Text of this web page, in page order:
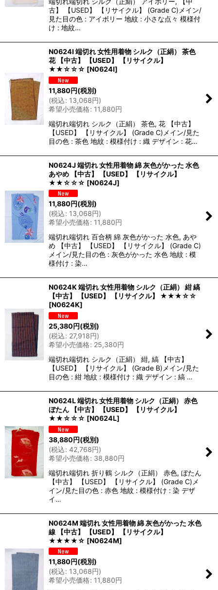
古】 【USED】 【リサイクル】 (Grade C)メイン/
見た目の色 : アイボリー 地紋 : 小さな点々 模様付
け : 地紋…
N0624I 端切れ 女性用着物 シルク（正絹） 茶色
花 【中古】 【USED】 【リサイクル】
★★☆☆☆ [N0624I]
11,880円(税別)
(税込: 13,068円)
希望小売価格: 11,880円
端切れ端切れ シルク（正絹） 茶色, 花 【中古】
【USED】 【リサイクル】 (Grade C)メイン/見た
目の色 : 茶色 地紋 : 模様付け : 織 デザイン : 花…
N0624J 端切れ 女性用着物 綿 灰色がかった 水色
あやめ 【中古】 【USED】 【リサイクル】
★★☆☆☆ [N0624J]
11,880円(税別)
(税込: 13,068円)
希望小売価格: 11,880円
端切れ端切れ 百合柄 綿 灰色がかった 水色, あや
め 【中古】 【USED】 【リサイクル】 (Grade C)
メイン/見た目の色 : 灰色がかった 水色 地紋 : 模
様付け : 染…
N0624K 端切れ 女性用着物 シルク（正絹） 紺 縞
【中古】 【USED】 【リサイクル】 ★★★☆☆
[N0624K]
25,380円(税別)
(税込: 27,918円)
希望小売価格: 25,380円
端切れ端切れ シルク（正絹） 紺, 縞 【中古】
【USED】 【リサイクル】 (Grade B)メイン/見た
目の色 : 紺 地紋 : 模様付け : 織 デザイン : 縞 …
N0624L 端切れ 女性用着物 シルク（正絹） 赤色
ぼたん 【中古】 【USED】 【リサイクル】
★★☆☆☆ [N0624L]
38,880円(税別)
(税込: 42,768円)
希望小売価格: 38,880円
端切れ端切れ 折り鶴 シルク（正絹） 赤色, ぼたん
【中古】 【USED】 【リサイクル】 (Grade C)メ
イン/見た目の色 : 赤色 地紋 : 模様付け : 染 デザ
イ…
N0624M 端切れ 女性用着物 綿 灰色がかった 水色
線 【中古】 【USED】 【リサイクル】
★★★★☆ [N0624M]
11,880円(税別)
(税込: 13,068円)
希望小売価格: 11,880円